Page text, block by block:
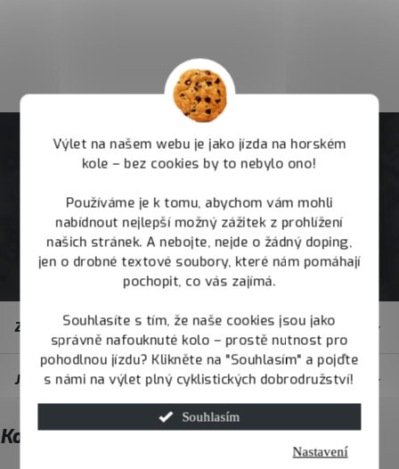
Výlet na našem webu je jako jízda na horském
kole – bez cookies by to nebylo ono!
Používáme je k tomu, abychom vám mohli
nabídnout nejlepší možný zážitek z prohlížení
našich stránek. A nebojte, nejde o žádný doping,
jen o drobné textové soubory, které nám pomáhají
pochopit, co vás zajímá.
Souhlasíte s tím, že naše cookies jsou jako
správně nafouknuté kolo – prostě nutnost pro
pohodlnou jízdu? Klikněte na "Souhlasím" a pojďte
s námi na výlet plný cyklistických dobrodružství!
Souhlasím
Nastavení
t
í
Zákaznický servis
JOY.BIKE
Kontakt